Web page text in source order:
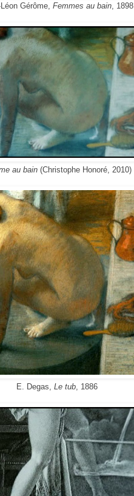
Gérôme, Femmes au bain, 1898
au bain (Christophe Honoré, 2010)
E. Degas, Le tub, 1886